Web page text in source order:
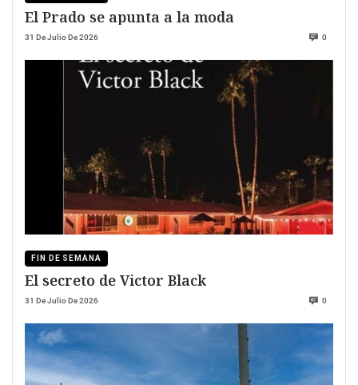
El Prado se apunta a la moda
31 De Julio De 2026 0
FIN DE SEMANA
El secreto de Victor Black
31 De Julio De 2026 0